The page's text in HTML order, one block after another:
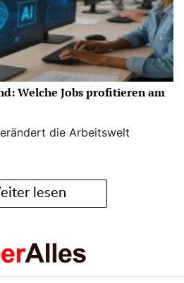
Welche Jobs profitieren am
die Arbeitswelt
lesen